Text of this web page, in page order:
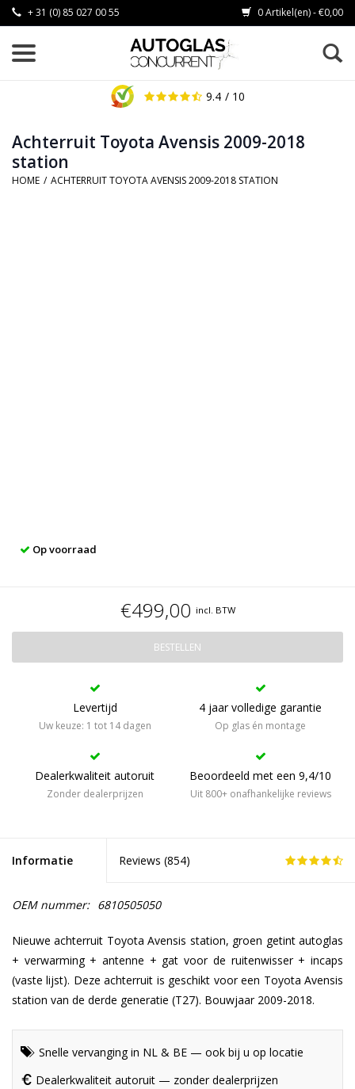
+ 31 (0) 85 027 00 55 0 Artikel(en) - €0,00
9.4 / 10
Achterruit Toyota Avensis 2009-2018
station
HOME / ACHTERRUIT TOYOTA AVENSIS 2009-2018 STATION
Op voorraad
€499,00 incl. BTW
BESTELLEN
Levertijd
Uw keuze: 1 tot 14 dagen
4 jaar volledige garantie
Op glas én montage
Dealerkwaliteit autoruit
Zonder dealerprijzen
Beoordeeld met een 9,4/10
Uit 800+ onafhankelijke reviews
Informatie Reviews (854)
OEM nummer: 6810505050
Nieuwe achterruit Toyota Avensis station, groen getint autoglas
+ verwarming + antenne + gat voor de ruitenwisser + incaps
(vaste lijst). Deze achterruit is geschikt voor een Toyota Avensis
station van de derde generatie (T27). Bouwjaar 2009-2018.
Snelle vervanging in NL & BE — ook bij u op locatie
Dealerkwaliteit autoruit — zonder dealerprijzen